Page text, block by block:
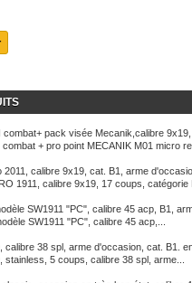
combat+ pack visée Mecanik,calibre
+ pro point MECANIK M01 micro
2011, calibre 9x19, cat. B1, arme
1911, calibre 9x19, 17 coups, catégorie
SW1911 "PC", calibre 45 acp, B1,
SW1911 "PC", calibre 45 acp,...
calibre 38 spl, arme d'occasion, cat. B1.
stainless, 5 coups, calibre 38 spl, arme...